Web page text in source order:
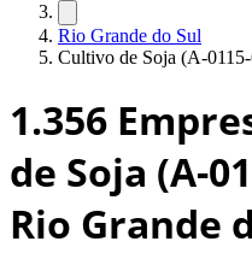
Rio Grande do Sul
Cultivo de Soja (A-
1.356
de Soja (A-
Rio Grande